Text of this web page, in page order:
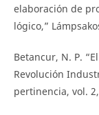
elaboración de
lógico,”
Betancur, N. P.
Revolución
pertinencia, vol.